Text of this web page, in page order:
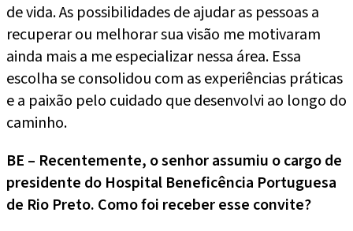
de vida. As possibilidades de ajudar as pessoas a
recuperar ou melhorar sua visão me motivaram
ainda mais a me especializar nessa área. Essa
escolha se consolidou com as experiências práticas
e a paixão pelo cuidado que desenvolvi ao longo do
caminho.
BE – Recentemente, o senhor assumiu o cargo de
presidente do Hospital Beneficência Portuguesa
de Rio Preto. Como foi receber esse convite?